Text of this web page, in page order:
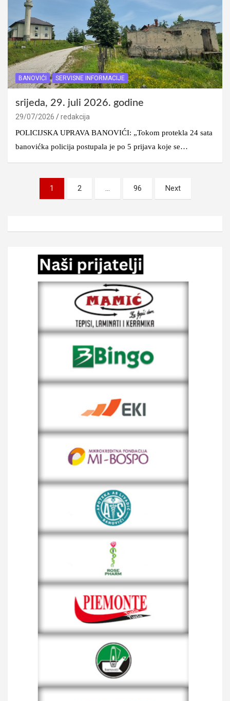
BANOVIĆI SERVISNE INFORMACIJE
srijeda, 29. juli 2026. godine
29/07/2026
redakcija
POLICIJSKA UPRAVA BANOVIĆI: „Tokom protekla 24 sata
banovićka policija postupala je po 5 prijava koje se…
pagination
1 2 … 96 Next